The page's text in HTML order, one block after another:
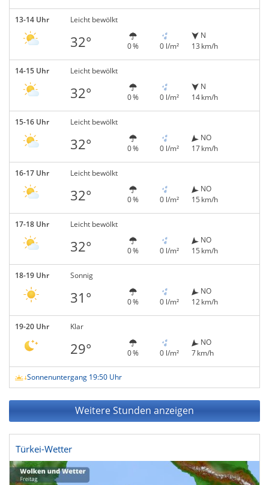
13-14 Uhr Leicht bewölkt
32° 0 % 0 l/m²
N
13 km/h
14-15 Uhr Leicht bewölkt
32° 0 % 0 l/m²
N
14 km/h
15-16 Uhr Leicht bewölkt
32° 0 % 0 l/m²
NO
17 km/h
16-17 Uhr Leicht bewölkt
32° 0 % 0 l/m²
NO
15 km/h
17-18 Uhr Leicht bewölkt
32° 0 % 0 l/m²
NO
15 km/h
18-19 Uhr Sonnig
31° 0 % 0 l/m²
NO
12 km/h
19-20 Uhr Klar
29° 0 % 0 l/m²
NO
7 km/h
Sonnenuntergang 19:50 Uhr
Weitere Stunden anzeigen
Türkei-Wetter